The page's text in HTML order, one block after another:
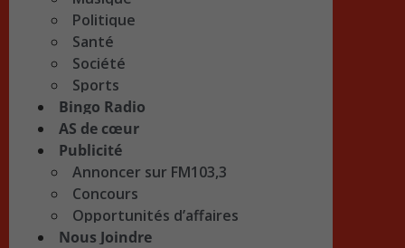
Politique
Santé
Société
Sports
Bingo Radio
AS de cœur
Publicité
Annoncer sur FM103,3
Concours
Opportunités d’affaires
Nous Joindre